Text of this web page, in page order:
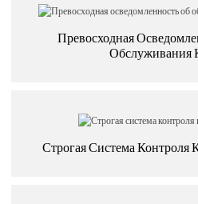
Превосходная
Обслуживания
Строгая Система Контроля